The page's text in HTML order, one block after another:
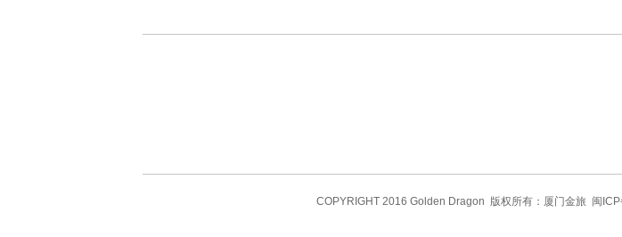
COPYRIGHT 2016 Golden Dragon 版权所有：厦门金旅 闽